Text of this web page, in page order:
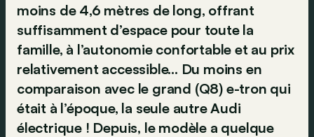
moins de 4,6 mètres de long, offrant
suffisamment d’espace pour toute la
famille, à l’autonomie confortable et au prix
relativement accessible... Du moins en
comparaison avec le grand (Q8) e-tron qui
était à l’époque, la seule autre Audi
électrique ! Depuis, le modèle a quelque